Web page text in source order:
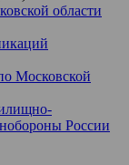
области
Московской
России